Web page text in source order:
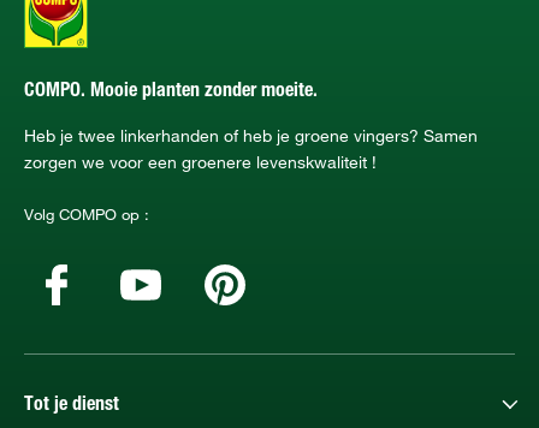
COMPO. Mooie planten zonder moeite.
Heb je twee linkerhanden of heb je groene vingers? Samen
zorgen we voor een groenere levenskwaliteit !
Volg COMPO op :
Tot je dienst